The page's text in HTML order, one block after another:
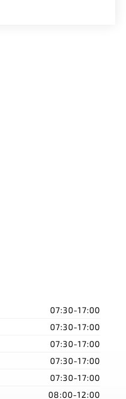
07:30-17:00
07:30-17:00
07:30-17:00
07:30-17:00
07:30-17:00
08:00-12:00